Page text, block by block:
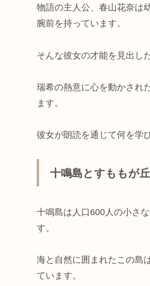
物語の主人公、春山花奈は
腕前を持っています。
そんな彼女の才能を見出し
瑞希の熱意に心を動かされ
ます。
彼女が朗読を通じて何を学
十鳴島とすももが
十鳴島は人口600人の小さ
す。
海と自然に囲まれたこの島
ています。